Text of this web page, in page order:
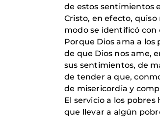
de estos sentimientos
Cristo, en efecto,
modo se identificó con
Porque Dios ama a los
de que Dios nos ame,
sus sentimientos, de
de tender a que,
de misericordia y
El servicio a los
que llevar a algún